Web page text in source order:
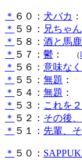
＊ ６０： 犬バカ
＊ ５９： 兄ちゃ
＊ ５８： 酒と馬
＊ ５７： 鬱 ： （
＊ ５６： 意味な
＊ ５５： 無題 ：
＊ ５４： 無題 ：
＊ ５３： これを
＊ ５２： その後
＊ ５１： 先輩、
＊ ５０：